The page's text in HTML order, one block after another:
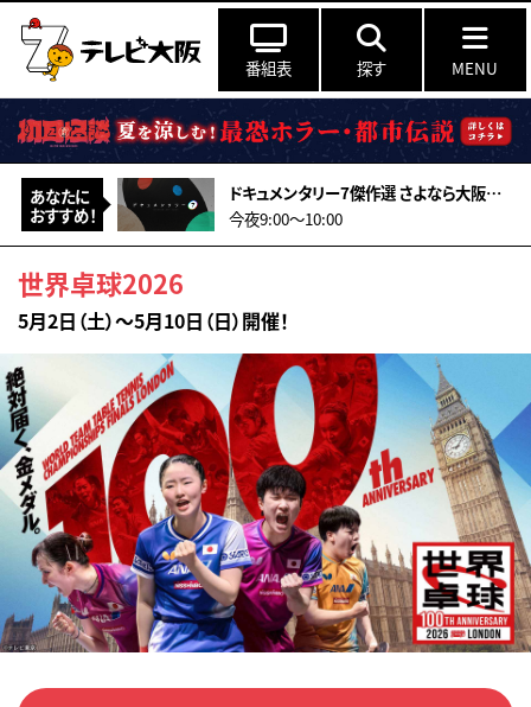
番組表 探す MENU
あなたに
おすすめ！
ドキュメンタリー7傑作選 さよなら大阪松竹座 ～俳優たちの別れと覚悟の舞台裏～
今夜9:00〜10:00
世界卓球2026
5月2日（土）～5月10日（日）開催！